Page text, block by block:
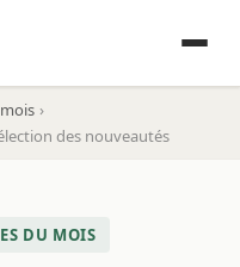
des nouveautés
DU MOIS